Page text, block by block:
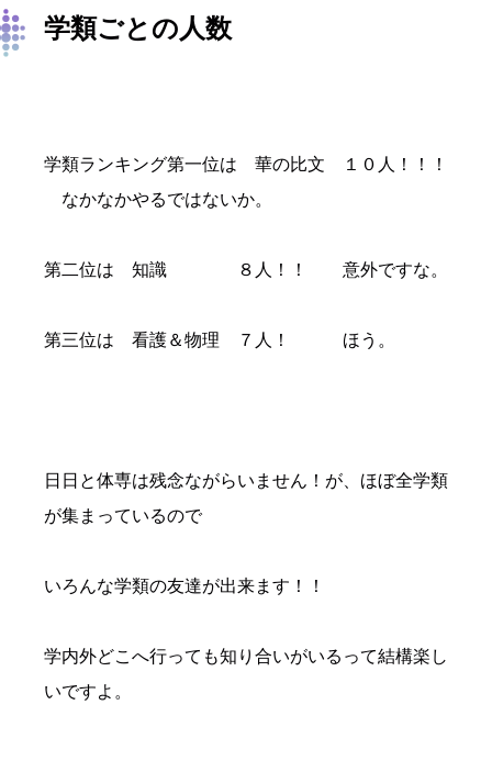
学類ごとの人数
学類ランキング第一位は 華の比文 １０人！！！
なかなかやるではないか。
第二位は 知識 ８人！！ 意外ですな。
第三位は 看護＆物理 ７人！ ほう。
日日と体専は残念ながらいません！が、ほぼ全学類
が集まっているので
いろんな学類の友達が出来ます！！
学内外どこへ行っても知り合いがいるって結構楽し
いですよ。